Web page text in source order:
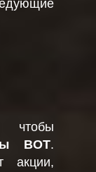
чтобы
ВОТ.
акции,